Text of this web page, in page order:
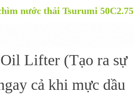
nước thải Tsurumi 50C2.75
Oil Lifter (Tạo ra sự
cả khi mực dầu